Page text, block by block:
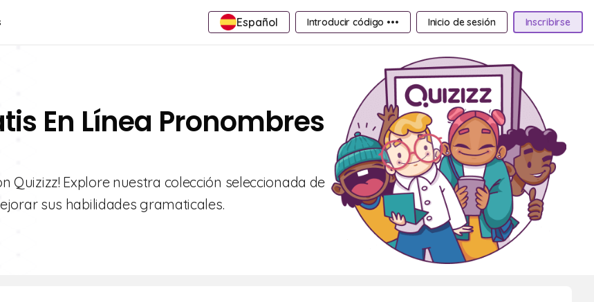
Español Introducir código ••• Inicio de sesión Inscribirse
En Línea Pronombres
Quizizz! Explore nuestra colección seleccionada de
sus habilidades gramaticales.